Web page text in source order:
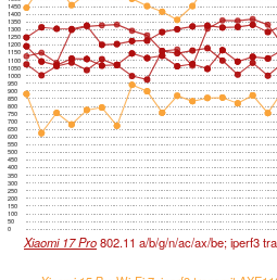
0
50
100
150
200
250
300
350
400
450
500
550
600
650
700
750
800
850
900
950
1000
1050
1100
1150
1200
1250
1300
1350
1400
1450
Xiaomi 17 Pro802.11 a/​b/​g/​n/​ac/​ax/​be; iperf3